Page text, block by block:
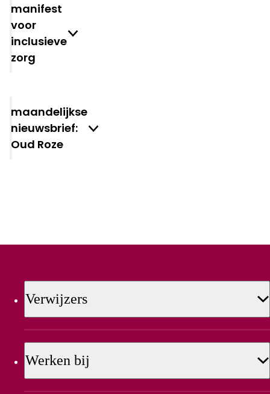
Manifest
voor
inclusieve
zorg
Maandelijkse
nieuwsbrief:
Oud Roze
Verwijzers
Werken bij